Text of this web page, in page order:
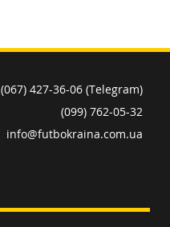
(067) 427-36-06 (Telegram)
(099) 762-05-32
info@futbokraina.com.ua